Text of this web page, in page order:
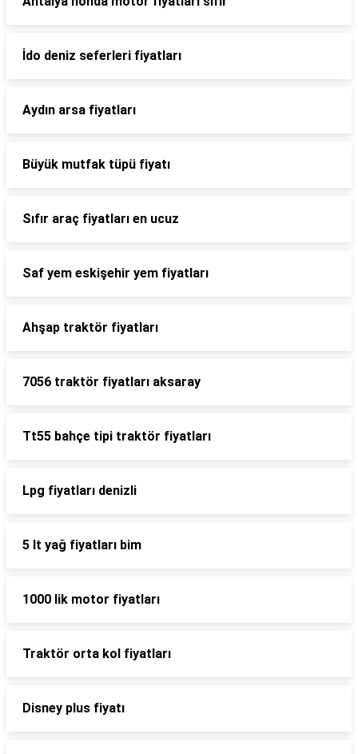
İdo deniz seferleri fiyatları
Aydın arsa fiyatları
Büyük mutfak tüpü fiyatı
Sıfır araç fiyatları en ucuz
Saf yem eskişehir yem fiyatları
Ahşap traktör fiyatları
7056 traktör fiyatları aksaray
Tt55 bahçe tipi traktör fiyatları
Lpg fiyatları denizli
5 lt yağ fiyatları bim
1000 lik motor fiyatları
Traktör orta kol fiyatları
Disney plus fiyatı